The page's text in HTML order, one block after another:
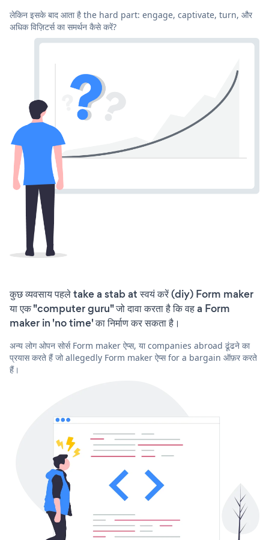
लेकिन इसके बाद आता है the hard part: engage, captivate, turn, और
अधिक विज़िटर्स का समर्थन कैसे करें?
कुछ व्यवसाय पहले take a stab at स्वयं करें (diy) Form maker
या एक "computer guru" जो दावा करता है कि वह a Form
maker in 'no time' का निर्माण कर सकता है।
अन्य लोग ओपन सोर्स Form maker ऐप्स, या companies abroad ढूंढने का
प्रयास करते हैं जो allegedly Form maker ऐप्स for a bargain ऑफ़र करते
हैं।